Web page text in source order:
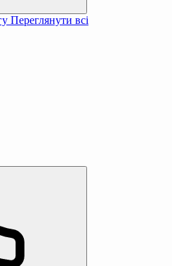
Переглянути всі